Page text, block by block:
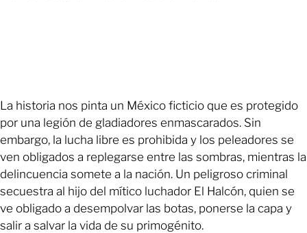
La historia nos pinta un México ficticio que es protegido
por una legión de gladiadores enmascarados. Sin
embargo, la lucha libre es prohibida y los peleadores se
ven obligados a replegarse entre las sombras, mientras la
delincuencia somete a la nación. Un peligroso criminal
secuestra al hijo del mítico luchador El Halcón, quien se
ve obligado a desempolvar las botas, ponerse la capa y
salir a salvar la vida de su primogénito.